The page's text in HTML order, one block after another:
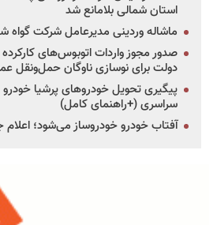
استان شمالی بلامانع شد
ماشاله وردینی مدیرعامل شرکت گواه
دولت برای نوسازی ناوگان حمل‌ونقل
پیگیری تحویل خودروهای پرشیا
سراسری (+راهنمای کامل)
آفتاب خودرو خودروساز می‌شود؛ اعلام